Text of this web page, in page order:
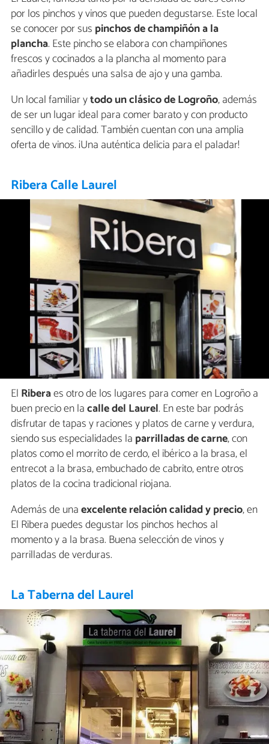
por los pinchos y vinos que pueden degustarse. Este local
se conocer por sus pinchos de champiñón a la
plancha. Este pincho se elabora con champiñones
frescos y cocinados a la plancha al momento para
añadirles después una salsa de ajo y una gamba.
Un local familiar ytodo un clásico de Logroño, además
de ser un lugar ideal para comer barato y con producto
sencillo y de calidad. También cuentan con una amplia
oferta de vinos. ¡Una auténtica delicia para el paladar!
Ribera Calle Laurel
El Riberaes otro de los lugares para comer en Logroño a
buen precio en lacalle del Laurel. En este bar podrás
disfrutar de tapas y raciones y platos de carne y verdura,
siendo sus especialidades la parrilladas de carne, con
platos como el morrito de cerdo, el ibérico a la brasa, el
entrecot a la brasa, embuchado de cabrito, entre otros
platos de la cocina tradicional riojana.
Además de unaexcelente relación calidad y precio, en
El Ribera puedes degustar los pinchos hechos al
momento y a la brasa. Buena selección de vinos y
parrilladas de verduras.
La Taberna del Laurel